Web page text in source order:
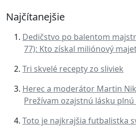
Najčítanejšie
Dedičstvo po balentom
77): Kto získal miliónový
Tri skvelé recepty zo sliviek
Herec a moderátor Martin
Prežívam ozajstnú lásku
Toto je najkrajšia futbalistka